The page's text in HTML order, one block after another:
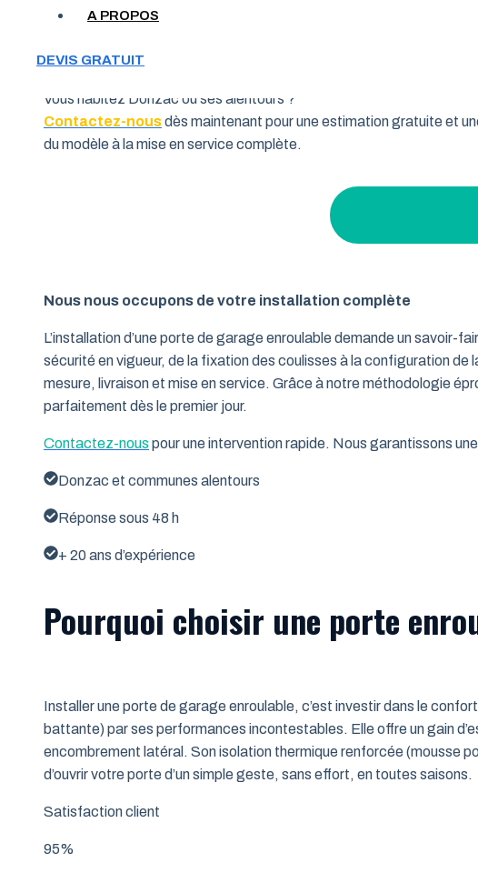
A PROPOS
DEVIS GRATUIT
Votre garage manque de place et vous cherchez une solution
pourquoi de nombreux habitants de la région Occitanie font
Vous habitez Donzac ou ses alentours ?
Contactez-nousdès maintenant pour une estimation gratuite et
du modèle à la mise en service complète.
Nous nous occupons de votre installation complète
L’installation d’une porte de garage enroulable demande un
sécurité en vigueur, de la fixation des coulisses à la configuration
mesure, livraison et mise en service. Grâce à notre méthodologie
parfaitement dès le premier jour.
Contactez-nous pour une intervention rapide. Nous garantissons
Donzac et communes alentours
Réponse sous 48 h
+ 20 ans d’expérience
Pourquoi choisir une porte
Installer une porte de garage enroulable, c’est investir dans le
battante) par ses performances incontestables. Elle offre un gain
encombrement latéral. Son isolation thermique renforcée (mousse
d’ouvrir votre porte d’un simple geste, sans effort, en toutes saisons.
Satisfaction client
95%